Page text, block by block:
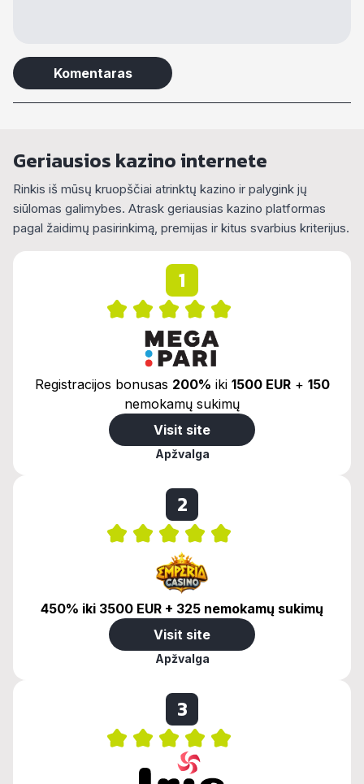
Geriausios kazino internete
Rinkis iš mūsų kruopščiai atrinktų kazino ir palygink jų
siūlomas galimybes. Atrask geriausias kazino platformas
pagal žaidimų pasirinkimą, premijas ir kitus svarbius kriterijus.
1
Registracijos bonusas 200% iki 1500 EUR+ 150
nemokamų sukimų
Visit site
Apžvalga
2
450% iki 3500 EUR + 325 nemokamų sukimų
Visit site
Apžvalga
3